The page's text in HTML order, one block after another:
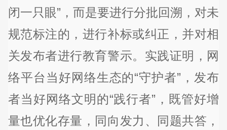
闭一只眼”，而是要进行分批回溯，对未
规范标注的，进行补标或纠正，并对相
关发布者进行教育警示。实践证明，网
络平台当好网络生态的“守护者”，发布
者当好网络文明的“践行者”，既管好增
量也优化存量，同向发力、同题共答，